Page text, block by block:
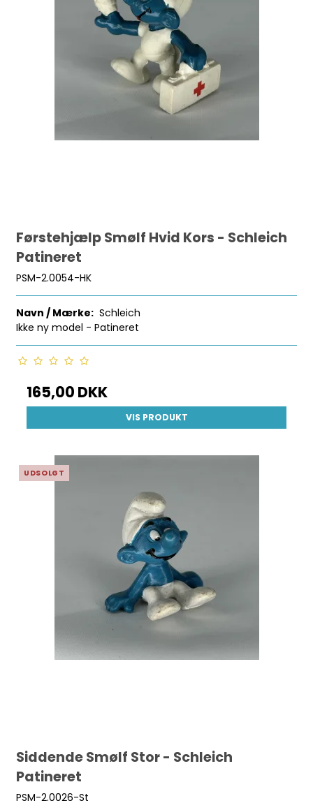
Førstehjælp Smølf Hvid Kors - Schleich
Patineret
PSM-2.0054-HK
Navn / Mærke: Schleich
Ikke ny model - Patineret
165,00 DKK
VIS PRODUKT
UDSOLGT
Siddende Smølf Stor - Schleich
Patineret
PSM-2.0026-St